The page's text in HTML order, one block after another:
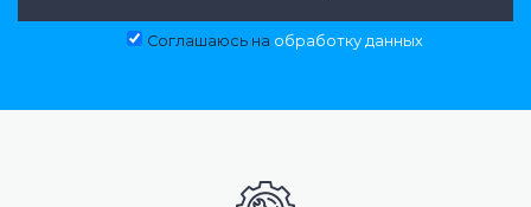
Соглашаюсь на обработку данных